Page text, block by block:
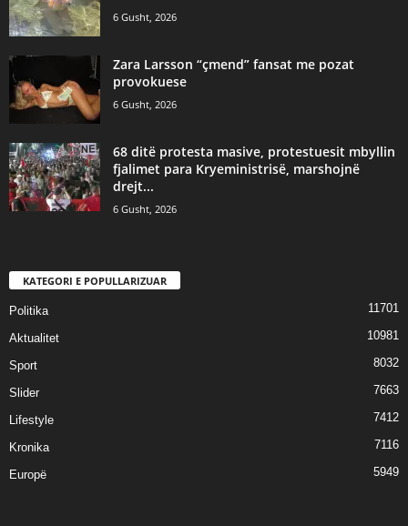
6 Gusht, 2026
Zara Larsson “çmend” fansat me pozat
provokuese
6 Gusht, 2026
68 ditë protesta masive, protestuesit mbyllin
fjalimet para Kryeministrisë, marshojnë
drejt...
6 Gusht, 2026
KATEGORI E POPULLARIZUAR
Politika 11701
Aktualitet 10981
Sport 8032
Slider 7663
Lifestyle 7412
Kronika 7116
Europë 5949